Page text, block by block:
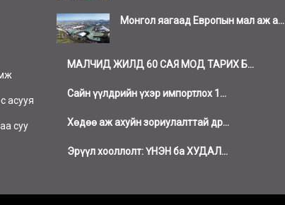
асууя
суу
Монгол яагаад Европын мал аж а...
МАЛЧИД ЖИЛД 60 САЯ МОД ТАРИХ Б...
Сайн үүлдрийн үхэр импортлох 1...
Хөдөө аж ахуйн зориулалттай др...
Эрүүл хооллолт: ҮНЭН ба ХУДАЛ...